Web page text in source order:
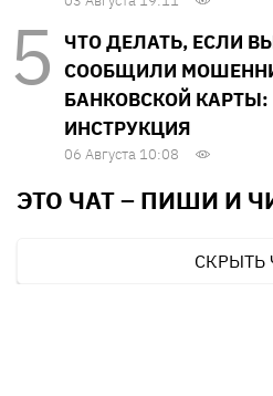
ЧТО ДЕЛАТЬ, ЕСЛИ
СООБЩИЛИ
БАНКОВСКОЙ
ИНСТРУКЦИЯ
06 Августа 10:08
ЭТО ЧАТ – ПИШИ И
СКРЫТЬ